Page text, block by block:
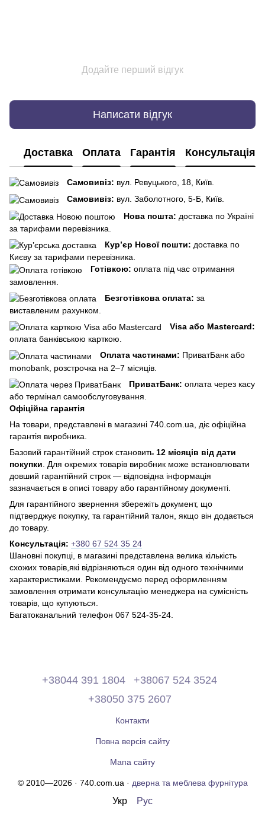
Додайте перший відгук
Написати відгук
Доставка Оплата Гарантія Консультація
Самовивіз: вул. Ревуцького, 18, Київ.
Самовивіз: вул. Заболотного, 5-Б, Київ.
Нова пошта: доставка по Україні
за тарифами перевізника.
Кур’єр Нової пошти: доставка по
Києву за тарифами перевізника.
Готівкою: оплата під час отримання
замовлення.
Безготівкова оплата: за
виставленим рахунком.
Visa або Mastercard:
оплата банківською карткою.
Оплата частинами: ПриватБанк або
monobank, розстрочка на 2–7 місяців.
ПриватБанк: оплата через касу
або термінал самообслуговування.
Офіційна гарантія
На товари, представлені в магазині 740.com.ua, діє офіційна
гарантія виробника.
Базовий гарантійний строк становить 12 місяців від дати
покупки . Для окремих товарів виробник може встановлювати
довший гарантійний строк — відповідна інформація
зазначається в описі товару або гарантійному документі.
Для гарантійного звернення збережіть документ, що
підтверджує покупку, та гарантійний талон, якщо він додається
до товару.
Консультація: +380 67 524 35 24
Шановні покупці, в магазині представлена ​​велика кількість
схожих товарів,які відрізняються один від одного технічними
характеристиками. Рекомендуємо перед оформленням
замовлення отримати консультацію менеджера на сумісність
товарів, що купуються.
Багатоканальний телефон 067 524-35-24.
+38044 391 1804
+38067 524 3524
+38050 375 2607
Контакти
Повна версія сайту
Мапа сайту
© 2010—2026 · 740.com.ua · дверна та меблева фурнітура
Укр Рус